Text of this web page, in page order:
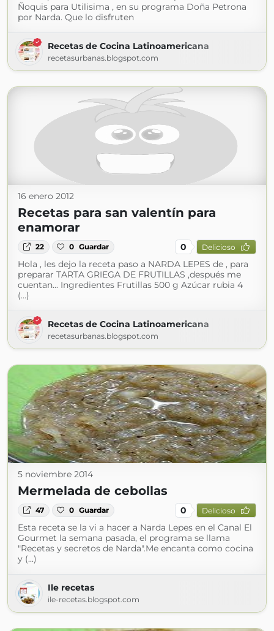
Ñoquis para Utilisima , en su programa Doña Petrona
por Narda. Que lo disfruten
Recetas de Cocina Latinoamericana
recetasurbanas.blogspot.com
16 enero 2012
Recetas para san valentín para
enamorar
22 0 Guardar 0 Delicioso
Hola , les dejo la receta paso a NARDA LEPES de , para
preparar TARTA GRIEGA DE FRUTILLAS ,después me
cuentan... Ingredientes Frutillas 500 g Azúcar rubia 4
(...)
Recetas de Cocina Latinoamericana
recetasurbanas.blogspot.com
5 noviembre 2014
Mermelada de cebollas
47 0 Guardar 0 Delicioso
Esta receta se la vi a hacer a Narda Lepes en el Canal El
Gourmet la semana pasada, el programa se llama
"Recetas y secretos de Narda".Me encanta como cocina
y (...)
Ile recetas
ile-recetas.blogspot.com